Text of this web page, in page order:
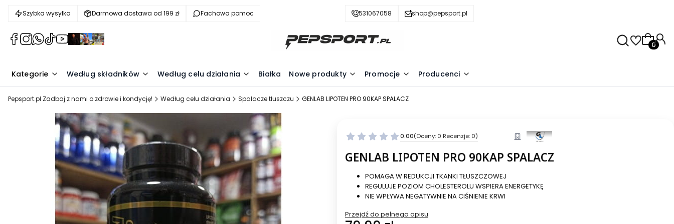
Szybka wysyłka Darmowa dostawa od 199 zł Fachowa pomoc 531067058 shop@pepsport.pl
(Otwiera
nowej
karcie)
(Otwiera
nowej
karcie)
(Otwiera
nowej
karcie)
(Otwiera
nowej
karcie)
(Otwiera
nowej
karcie)
(Otwiera
nowej
karcie)
(Otwiera
nowej
karcie)
(Otwiera
nowej
karcie)
Kategorie Według składników Według celu działania Białka Nowe produkty Promocje Producenci
Pepsport.pl Zadbaj z nami o zdrowie i kondycję! Według celu działania Spalacze tłuszczu GENLAB LIPOTEN PRO 90KAP SPALACZ
0.00(Oceny: 0 Recenzje: 0)
GENLAB LIPOTEN PRO 90KAP SPALACZ
POMAGA W REDUKCJI TKANKI TŁUSZCZOWEJ
REGULUJE POZIOM CHOLESTEROLU WSPIERA ENERGETYKĘ
NIE WPŁYWA NEGATYWNIE NA CIŚNIENIE KRWI
Przejdź do pełnego opisu